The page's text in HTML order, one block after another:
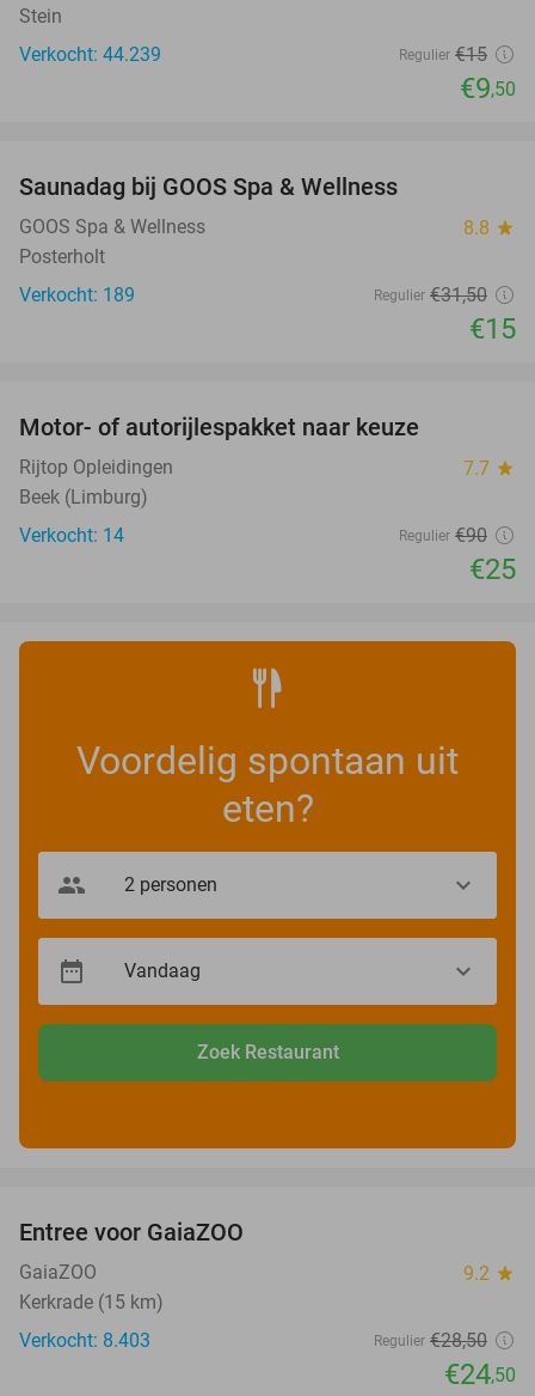
Stein
Verkocht: 44.239
Regulier €15
€9,50
Saunadag bij GOOS Spa & Wellness
GOOS Spa & Wellness 8.8 star
Posterholt
Verkocht: 189
Regulier €31,50
€15
Motor- of autorijlespakket naar keuze
Rijtop Opleidingen 7.7 star
Beek (Limburg)
Verkocht: 14
Regulier €90
€25
Voordelig spontaan uit
eten?
Zoek Restaurant
Entree voor GaiaZOO
GaiaZOO 9.2 star
Kerkrade (15 km)
Verkocht: 8.403
Regulier €28,50
€24,50